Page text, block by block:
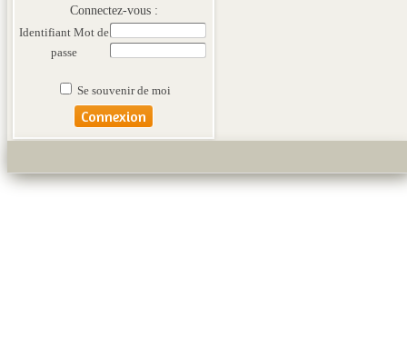
Connectez-vous :
Identifiant Mot de
passe
Se souvenir de moi